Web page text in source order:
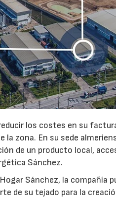
los costes en su
zona. En su sede
de un producto local,
Sánchez.
Sánchez, la compañía
de su tejado para la